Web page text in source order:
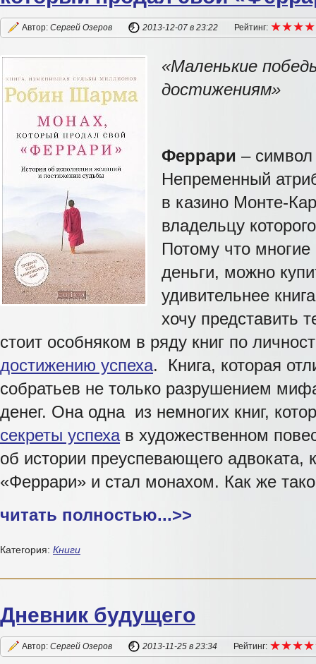
Автор: Сергей Озеров 2013-12-07 в 23:22 Рейтинг: ★★★★
★★★★
«Маленькие
достижениям»
Феррари –
Непременный
в казино Монте-
владельцу
Потому что
деньги, можно
удивительнее
хочу представить
стоит особняком в ряду книг по
достижению успеха. Книга, которая
собратьев не только разрушением
денег. Она одна из немногих книг,
секреты успехав художественном
об истории преуспевающего адвоката,
«Феррари» и стал монахом. Как же
читать полностью...>>
Категория: Книги
Дневник будущего
Автор: Сергей Озеров 2013-11-25 в 23:34 Рейтинг: ★★★★
★★★★